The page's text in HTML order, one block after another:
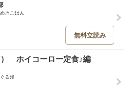
きごはん
無料立読み
ホイコーロー定食♪編
る漫